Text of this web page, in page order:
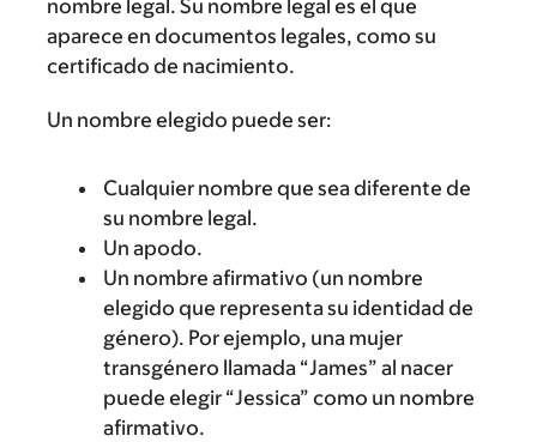
nombre legal. Su nombre legal es el que
aparece en documentos legales, como su
certificado de nacimiento.
Un nombre elegido puede ser:
Cualquier nombre que sea diferente de
su nombre legal.
Un apodo.
Un nombre afirmativo (un nombre
elegido que representa su identidad de
género). Por ejemplo, una mujer
transgénero llamada “James” al nacer
puede elegir “Jessica” como un nombre
afirmativo.